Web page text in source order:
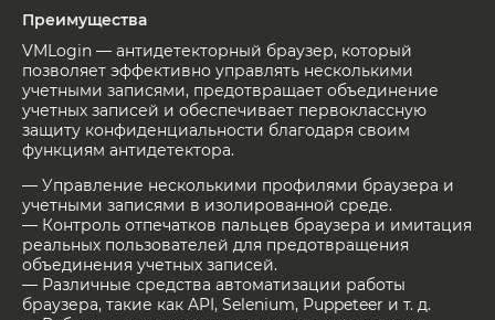
Преимущества
VMLogin — антидетекторный браузер, который
позволяет эффективно управлять несколькими
учетными записями, предотвращает объединение
учетных записей и обеспечивает первоклассную
защиту конфиденциальности благодаря своим
функциям антидетектора.
— Управление несколькими профилями браузера и
учетными записями в изолированной среде.
— Контроль отпечатков пальцев браузера и имитация
реальных пользователей для предотвращения
объединения учетных записей.
— Различные средства автоматизации работы
браузера, такие как API, Selenium, Puppeteer и т. д.